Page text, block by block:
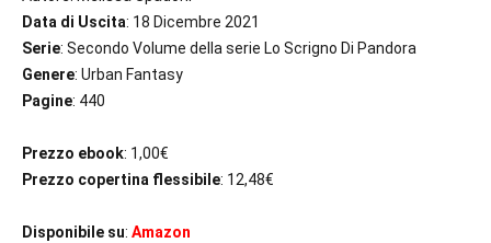
Data di Uscita: 18 Dicembre 2021
Serie: Secondo Volume della serie Lo Scrigno Di Pandora
Genere: Urban Fantasy
Pagine: 440
Prezzo ebook: 1,00€
Prezzo copertina flessibile: 12,48€
Disponibile su: Amazon